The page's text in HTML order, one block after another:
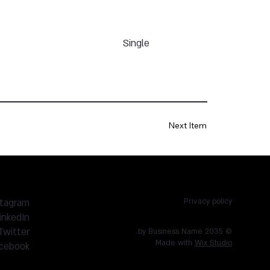
Single
Next Item
Privacy policy
© 2035 by Business Name.
Made with Wix Studio